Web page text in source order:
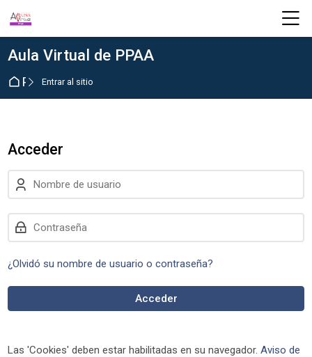
Aula Virtual de PPAA
Página Principal
Entrar al sitio
Acceder
Nombre de usuario
Contraseña
¿Olvidó su nombre de usuario o contraseña?
Acceder
Las 'Cookies' deben estar habilitadas en su navegador.Aviso de